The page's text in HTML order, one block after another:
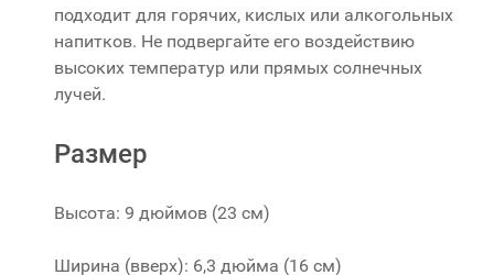
подходит для горячих, кислых или алкогольных
напитков. Не подвергайте его воздействию
высоких температур или прямых солнечных
лучей.
Размер
Высота: 9 дюймов (23 см)
Ширина (вверх): 6,3 дюйма (16 см)